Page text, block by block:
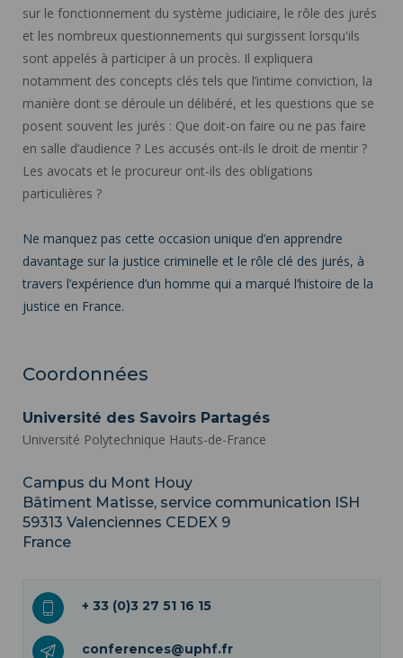
sur le fonctionnement du système judiciaire, le rôle des jurés
et les nombreux questionnements qui surgissent lorsqu'ils
sont appelés à participer à un procès. Il expliquera
notamment des concepts clés tels que l’intime conviction, la
manière dont se déroule un délibéré, et les questions que se
posent souvent les jurés : Que doit-on faire ou ne pas faire
en salle d’audience ? Les accusés ont-ils le droit de mentir ?
Les avocats et le procureur ont-ils des obligations
particulières ?
Ne manquez pas cette occasion unique d’en apprendre
davantage sur la justice criminelle et le rôle clé des jurés, à
travers l’expérience d’un homme qui a marqué l’histoire de la
justice en France.
Coordonnées
Université des Savoirs Partagés
Université Polytechnique Hauts-de-France
Campus du Mont Houy
Bâtiment Matisse, service communication ISH
59313 Valenciennes CEDEX 9
France
+ 33 (0)3 27 51 16 15
conferences@uphf.fr